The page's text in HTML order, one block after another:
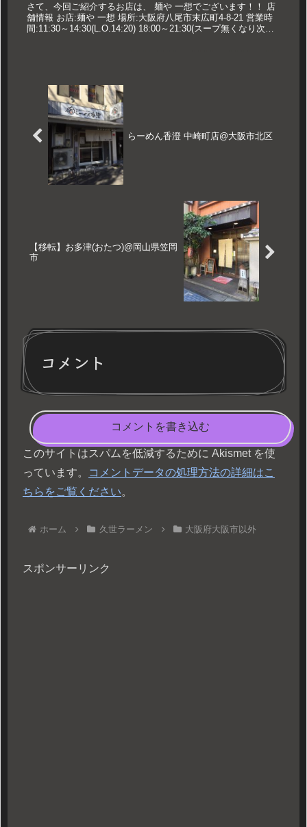
さて、今回ご紹介するお店は、 麺や 一想でございます！！ 店
舗情報 お店:麺や 一想 場所:大阪府八尾市末広町4-8-21 営業時
間:11:30～14:30(L.O.14:20) 18:00～21:30(スープ無くなり次第
らーめん香澄 中崎町店@大阪市北区
【移転】お多津(おたつ)@岡山県笠岡
市
コメント
コメントを書き込む
このサイトはスパムを低減するために Akismet を使
っています。
コメントデータの処理方法の詳細はこ
ちらをご覧ください。
ホーム 久世ラーメン 大阪府大阪市以外
スポンサーリンク